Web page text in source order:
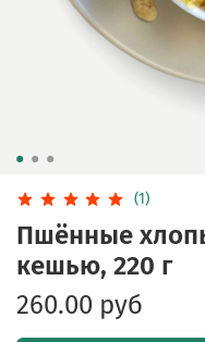
(1)
Пшённые
кешью, 220 г
260.00 руб